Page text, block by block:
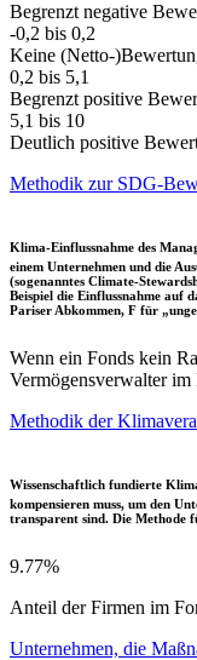
Begrenzt negative
-0,2 bis 0,2
Keine (Netto-
0,2 bis 5,1
Begrenzt positive
5,1 bis 10
Deutlich positive
Methodik zur SDG-
Klima-Einflussnahme des
einem Unternehmen und die
(sogenanntes Climate-
Beispiel die Einflussnahme auf
Pariser Abkommen, F für
Wenn ein Fonds kein
Vermögensverwalter
Methodik der
Wissenschaftlich fundierte
kompensieren muss, um den
transparent sind. Die Methode
9.77%
Anteil der Firmen im
Unternehmen, die